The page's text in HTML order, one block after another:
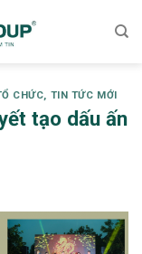
CHỨC, TIN TỨC MỚI
tạo dấu ấn